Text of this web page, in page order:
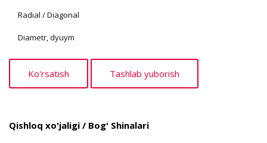
Radial / Diagonal
Diametr, dyuym
Qishloq xo'jaligi / Bog' Shinalari